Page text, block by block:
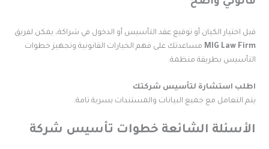
اختيار الكيان أو توقيع عقد التأسيس أو الدخول في شراكة، يمكن لفريق
MIG Law مساعدتك على فهم الخيارات القانونية وتجهيز خطوات
بطريقة منظمة.
استشارة لتأسيس شركتك
التعامل مع جميع البيانات والمستندات بسرية تامة.
الشائعة خطوات تأسيس شركة